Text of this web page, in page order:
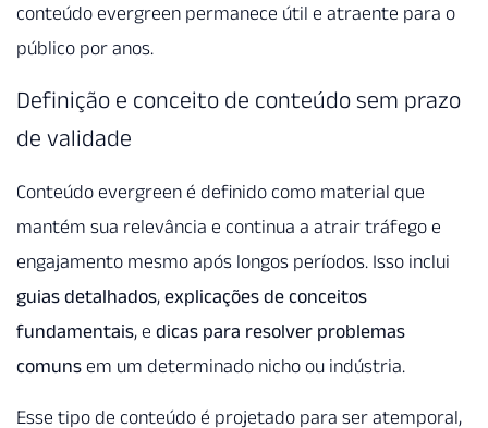
conteúdo evergreen permanece útil e atraente para o
público por anos.
Definição e conceito de conteúdo sem prazo
de validade
Conteúdo evergreen é definido como material que
mantém sua relevância e continua a atrair tráfego e
engajamento mesmo após longos períodos. Isso inclui
guias detalhados, explicações de conceitos
fundamentais, e dicas para resolver problemas
comuns em um determinado nicho ou indústria.
Esse tipo de conteúdo é projetado para ser atemporal,